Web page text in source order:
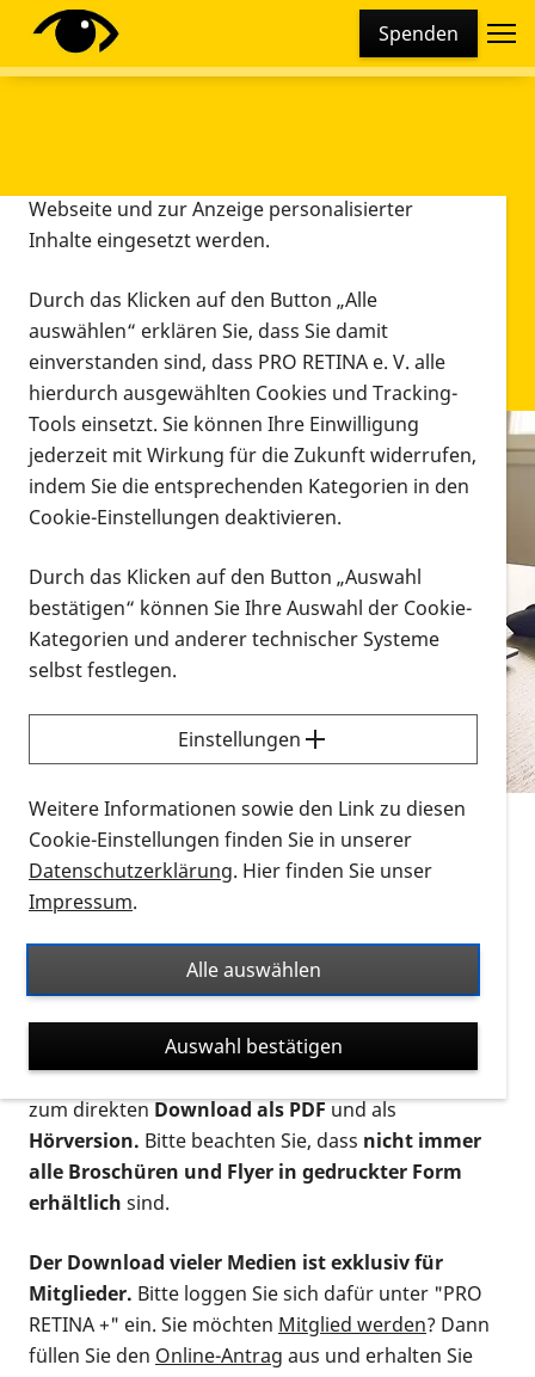
Spenden
Infomaterial
Infomaterial
Vorlesen
Alle Infomaterialien in verschiedenen
Formaten an einem Ort
Sie möchten wissen, wie Sie nach Infonmaterial
suchen und dieses bestellen bzw. herunterladen
können? Schauen Sie sich dieErklärvideos zum
Thema Infomaterial auf der PRO RETINA-Website
für blinde und sehbehinderte Menschen an.
Auf dieser Seite finden Sie sämtliches Infomaterial
Ort. Nutzen Sie den Formatfilter, um ausschließlich
nach Flyern und Broschüren, Audios oder Videos zu
suchen. Die meisten Flyer und Broschüren werden in
verschiedenen Formaten angeboten: zur
postalischen Bestellung als gedruckte Variante
zum direktenDownload als PDFund als
Hörversion. Bitte beachten Sie, dass nicht immer
alle Broschüren und Flyer in gedruckter Form
erhältlich sind.
Der Download vieler Medien ist exklusiv für
Mitglieder. Bitte loggen Sie sich dafür unter "PRO
RETINA +" ein. Sie möchten Mitglied werden? Dann
füllen Sie den Online-Antrag aus und erhalten Sie
Diese Webseite setzt verschiedene Cookies und
Tracking-Tools ein. Dies beinhaltet Cookies und
Webseite und zur Anzeige personalisierter
Inhalte eingesetzt werden.
Durch das Klicken auf den Button „Alle
auswählen“ erklären Sie, dass Sie damit
einverstanden sind, dass PRO RETINA e. V. alle
hierdurch ausgewählten Cookies und Tracking-
Tools einsetzt. Sie können Ihre Einwilligung
jederzeit mit Wirkung für die Zukunft widerrufen,
indem Sie die entsprechenden Kategorien in den
Cookie-Einstellungen deaktivieren.
Durch das Klicken auf den Button „Auswahl
bestätigen“ können Sie Ihre Auswahl der Cookie-
Kategorien und anderer technischer Systeme
selbst festlegen.
Einstellungen
Weitere Informationen sowie den Link zu diesen
Cookie-Einstellungen finden Sie in unserer
Datenschutzerklärung. Hier finden Sie unser
Impressum.
Alle auswählen
Auswahl bestätigen